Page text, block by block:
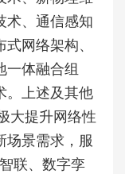
术、通信感知
网络架构、
一体融合组
。上述及其他
大提升网络性
场景需求，服
联、数字孪